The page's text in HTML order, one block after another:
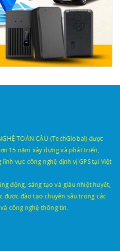
TOÀN CẦU (TechGlobal) được
15 năm xây dựng và phát triển,
vực công nghệ định vị GPS tại Việt
động, sáng tạo và giàu nhiệt huyết,
được đào tạo chuyên sâu trong các
công nghệ thông tin.